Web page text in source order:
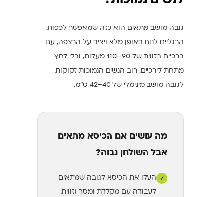
גובה מושב מתאים הוא כזה שמאפשר לכפות
הרגליים לנוח באופן מלא ויציב על הרצפה, עם
ברכיים בזווית של 90–110 מעלות, ובלי לחץ
מתחת לירכיים. רוב הנשים הנמוכות זקוקות
לגובה מושב מינימלי של 40–42 ס"מ.
מה עושים אם הכיסא מתאים
אבל השולחן גבוה?
✓
העלו את הכיסא לגובה שמתאים
לעבודה עם מקלדת ומסך (זווית